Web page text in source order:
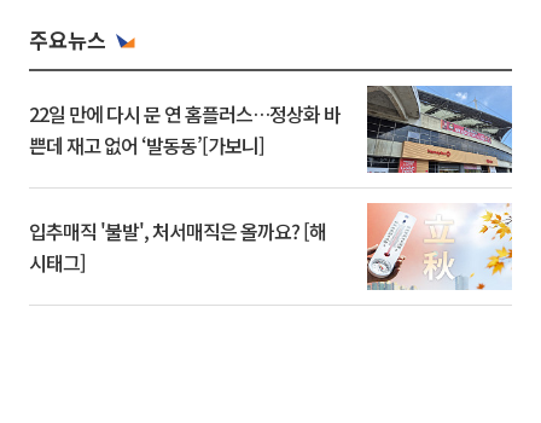
주요뉴스
22일 만에 다시 문 연 홈플러스…정상화 바
쁜데 재고 없어 ‘발동동’[가보니]
입추매직 '불발', 처서매직은 올까요? [해
시태그]